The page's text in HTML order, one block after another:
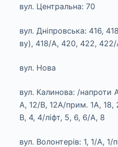
вул. Центральна: 70
вул. Дніпровська: 416,
ву), 418/А, 420, 422,
вул. Нова
вул. Калинова: /напроти
А, 12/В, 12А/прим. 1А,
В, 4, 4/ліфт, 5, 6, 6/А, 8
вул. Волонтерів: 1, 1/А, 1/